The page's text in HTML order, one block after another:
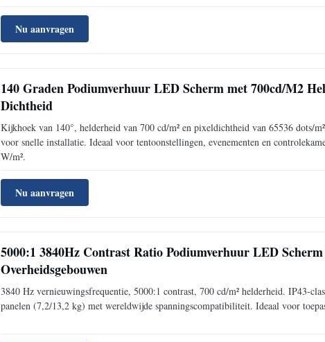
Nu aanvragen
140 Graden Podiumverhuur LED Scherm met 700cd/M2
Dichtheid
Kijkhoek van 140°, helderheid van 700 cd/m² en pixeldichtheid van 65536 dots/
voor snelle installatie. Ideaal voor tentoonstellingen, evenementen en
W/m².
Nu aanvragen
5000:1 3840Hz Contrast Ratio Podiumverhuur LED
Overheidsgebouwen
3840 Hz vernieuwingsfrequentie, 5000:1 contrast, 700 cd/m² helderheid. IP43-
panelen (7,2/13,2 kg) met wereldwijde spanningscompatibiliteit. Ideaal voor